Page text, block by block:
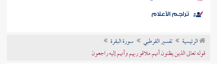
موضوعي
تراجم الأعلام
الرئيسية تفسير القرطبي
سورة البقرة
قوله تعالى الذين يظنون أنهم ملاقو ربهم وأنهم إليه راجعون